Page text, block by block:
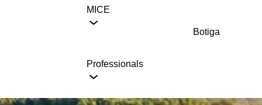
MICE
Professionals
Botiga